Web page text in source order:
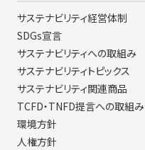
サステナビリティ経営体制
SDGs宣言
サステナビリティへの取組み
サステナビリティトピックス
サステナビリティ関連商品
TCFD・TNFD提言への取組み
環境方針
人権方針